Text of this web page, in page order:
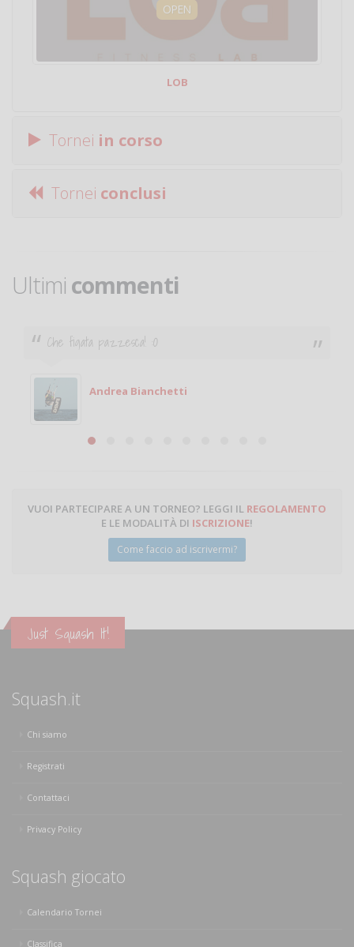
OPEN
LOB
Tornei in corso
Tornei conclusi
Ultimi commenti
Che figata pazzesca! :O
Andrea Bianchetti
VUOI PARTECIPARE A UN TORNEO? LEGGI IL REGOLAMENTO
E LE MODALITÀ DI ISCRIZIONE!
Come faccio ad iscrivermi?
Just Squash It!
Squash.it
Chi siamo
Registrati
Contattaci
Privacy Policy
Squash giocato
Calendario Tornei
Classifica